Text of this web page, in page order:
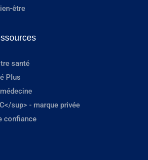
être
santé
Plus
sup> - marque privée
confiance